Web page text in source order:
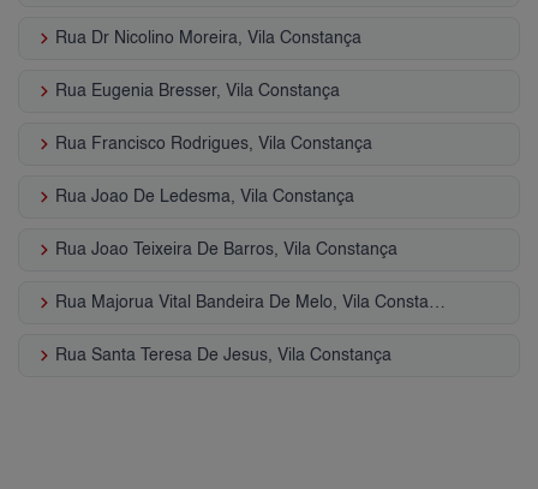
keyboard_arrow_right Rua Dr Nicolino Moreira, Vila Constança
keyboard_arrow_right Rua Eugenia Bresser, Vila Constança
keyboard_arrow_right Rua Francisco Rodrigues, Vila Constança
keyboard_arrow_right Rua Joao De Ledesma, Vila Constança
keyboard_arrow_right Rua Joao Teixeira De Barros, Vila Constança
keyboard_arrow_right
keyboard_arrow_right Rua Santa Teresa De Jesus, Vila Constança